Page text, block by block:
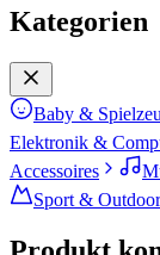
Kategorien
Baby &
Elektronik &
Accessoires
Sport & Outdoor